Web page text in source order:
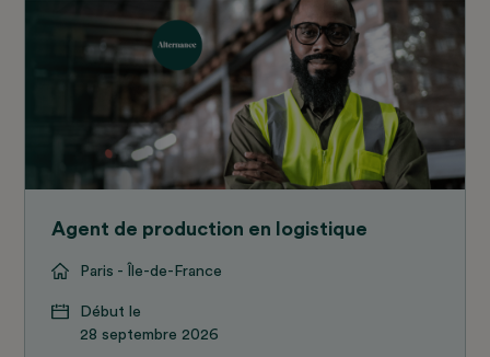
Agent de production en logistique
Paris - Île-de-France
Début le
28 septembre 2026